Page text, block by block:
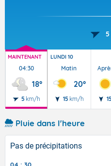
5
MAINTENANT
04:30
18°
5 km/h
LUNDI 10
Matin
20°
15 km/h 15
Pluie dans l'heure
Pas de précipitations